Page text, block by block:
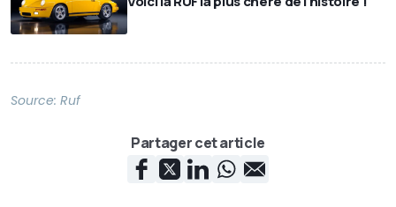
Source: Ruf
Partager cet article